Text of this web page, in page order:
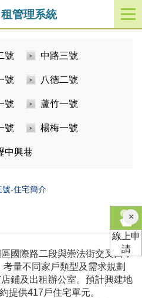
管理系統
開
啟
號 中路三號
號 八德二號
號 蘆竹一號
號 楊梅一號
中興巷
號-住宅簡介
國際路二段與崇法街交叉口，
量不同家戶類型及需求規劃
鋪及出租辦公室。預計興建地
提供417戶住宅單元。
×關
閉
線上申
請